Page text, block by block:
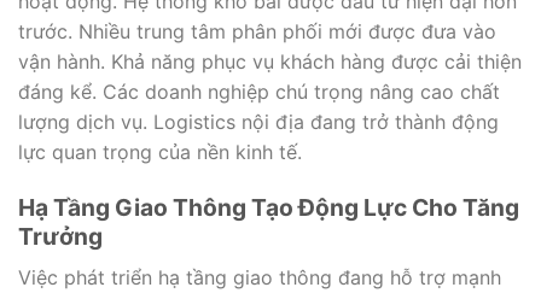
trước. Nhiều trung tâm phân phối mới được đưa vào
vận hành. Khả năng phục vụ khách hàng được cải thiện
đáng kể. Các doanh nghiệp chú trọng nâng cao chất
lượng dịch vụ. Logistics nội địa đang trở thành động
lực quan trọng của nền kinh tế.
Hạ Tầng Giao Thông Tạo Động Lực Cho Tăng
Trưởng
Việc phát triển hạ tầng giao thông đang hỗ trợ mạnh